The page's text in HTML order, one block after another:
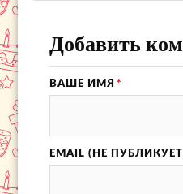
Добавить
ВАШЕ ИМЯ *
EMAIL (НЕ